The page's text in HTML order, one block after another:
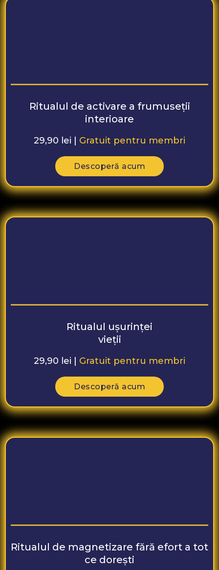
Ritualul de activare a frumuseții
interioare
29,90 lei | Gratuit pentru membri
Descoperă acum
Ritualul ușurinței
vieții
29,90 lei | Gratuit pentru membri
Descoperă acum
Ritualul de magnetizare fără efort a tot
ce dorești